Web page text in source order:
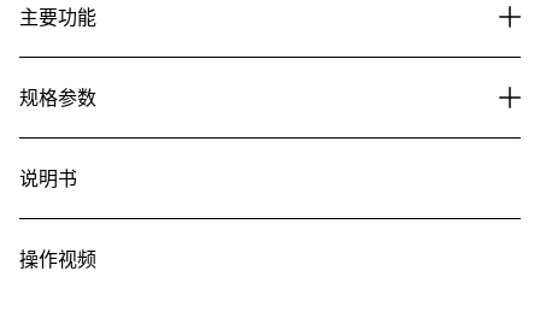
主要功能
规格参数
说明书
操作视频